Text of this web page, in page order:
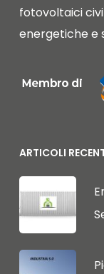
fotovoltaici
energetiche e
ARTICOLI